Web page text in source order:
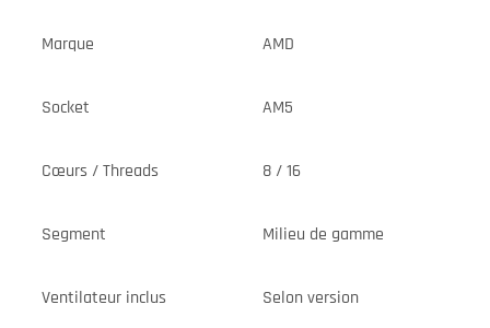
Marque AMD
Socket AM5
Cœurs / Threads 8 / 16
Segment Milieu de gamme
Ventilateur inclus Selon version